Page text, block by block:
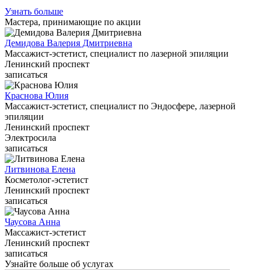
Узнать больше
Мастера, принимающие по акции
Демидова Валерия Дмитриевна
Массажист-эстетист, специалист по лазерной эпиляции
Ленинский проспект
записаться
Краснова Юлия
Массажист-эстетист, специалист по Эндосфере, лазерной
эпиляции
Ленинский проспект
Электросила
записаться
Литвинова Елена
Косметолог-эстетист
Ленинский проспект
записаться
Чаусова Анна
Массажист-эстетист
Ленинский проспект
записаться
Узнайте больше об услугах